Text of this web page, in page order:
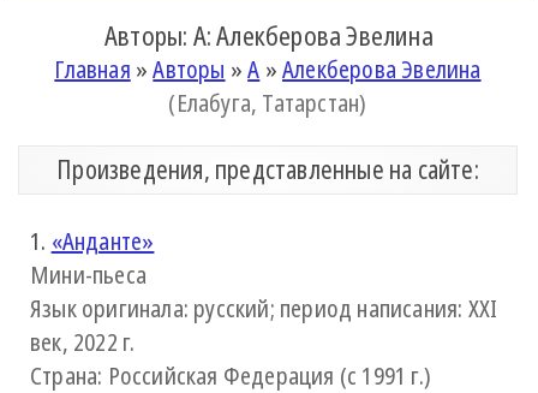
Авторы: А: Алекберова Эвелина
Главная »Авторы »А »Алекберова Эвелина
(Елабуга, Татарстан)
Произведения, представленные на сайте:
1. «Анданте»
Мини-пьеса
Язык оригинала: русский; период написания: XXI
век, 2022 г.
Страна: Российская Федерация (с 1991 г.)